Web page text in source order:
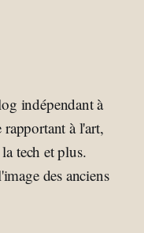
indépendant à
à l'art,
tech et plus.
des anciens